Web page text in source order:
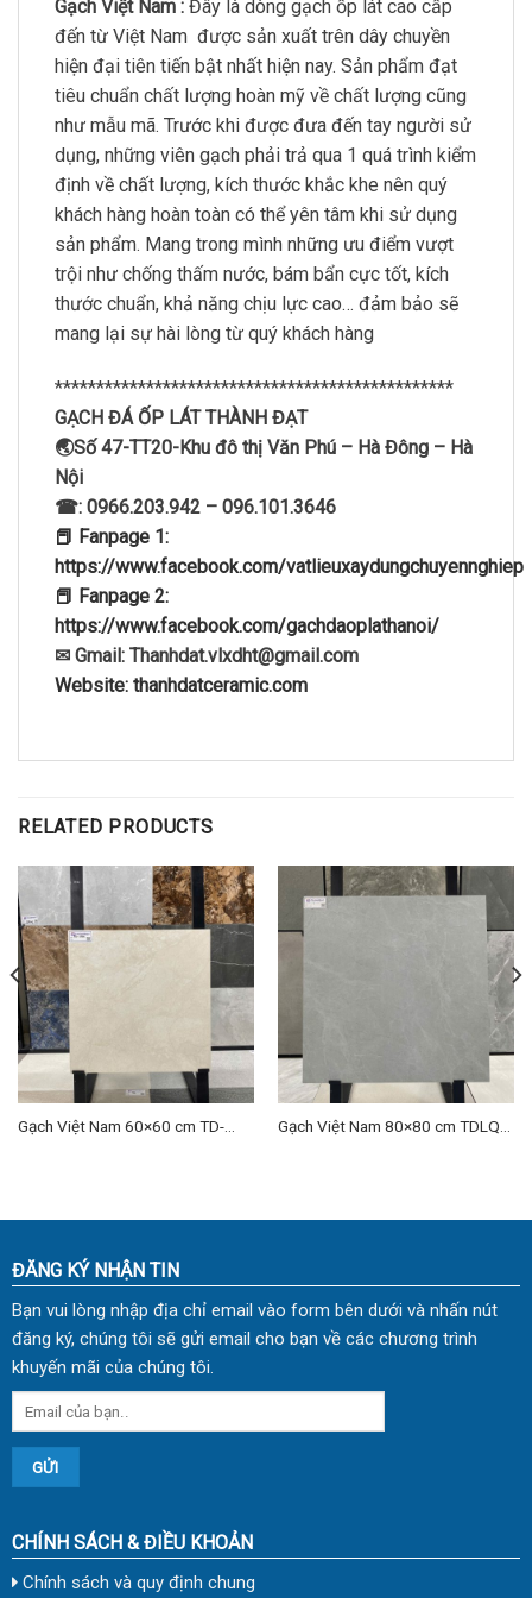
Gạch Việt Nam : Đây là dòng gạch ốp lát cao cấp
đến từ Việt Nam được sản xuất trên dây chuyền
hiện đại tiên tiến bật nhất hiện nay. Sản phẩm đạt
tiêu chuẩn chất lượng hoàn mỹ về chất lượng cũng
như mẫu mã. Trước khi được đưa đến tay người sử
dụng, những viên gạch phải trả qua 1 quá trình kiểm
định về chất lượng, kích thước khắc khe nên quý
khách hàng hoàn toàn có thể yên tâm khi sử dụng
sản phẩm. Mang trong mình những ưu điểm vượt
trội như chống thấm nước, bám bẩn cực tốt, kích
thước chuẩn, khả năng chịu lực cao… đảm bảo sẽ
mang lại sự hài lòng từ quý khách hàng
************************************************
GẠCH ĐÁ ỐP LÁT THÀNH ĐẠT
🌏Số 47-TT20-Khu đô thị Văn Phú – Hà Đông – Hà
Nội
☎: 0966.203.942 – 096.101.3646
📕 Fanpage 1:
https://www.facebook.com/vatlieuxaydungchuyennghiep
📕 Fanpage 2:
https://www.facebook.com/gachdaoplathanoi/
✉ Gmail: Thanhdat.vlxdht@gmail.com
Website: thanhdatceramic.com
RELATED PRODUCTS
Gạch Việt Nam 60×60 cm TD-
Gạch Việt Nam 80×80 cm TDLQ-
ĐĂNG KÝ NHẬN TIN
Bạn vui lòng nhập địa chỉ email vào form bên dưới và nhấn nút
đăng ký, chúng tôi sẽ gửi email cho bạn về các chương trình
khuyến mãi của chúng tôi.
CHÍNH SÁCH & ĐIỀU KHOẢN
Chính sách và quy định chung